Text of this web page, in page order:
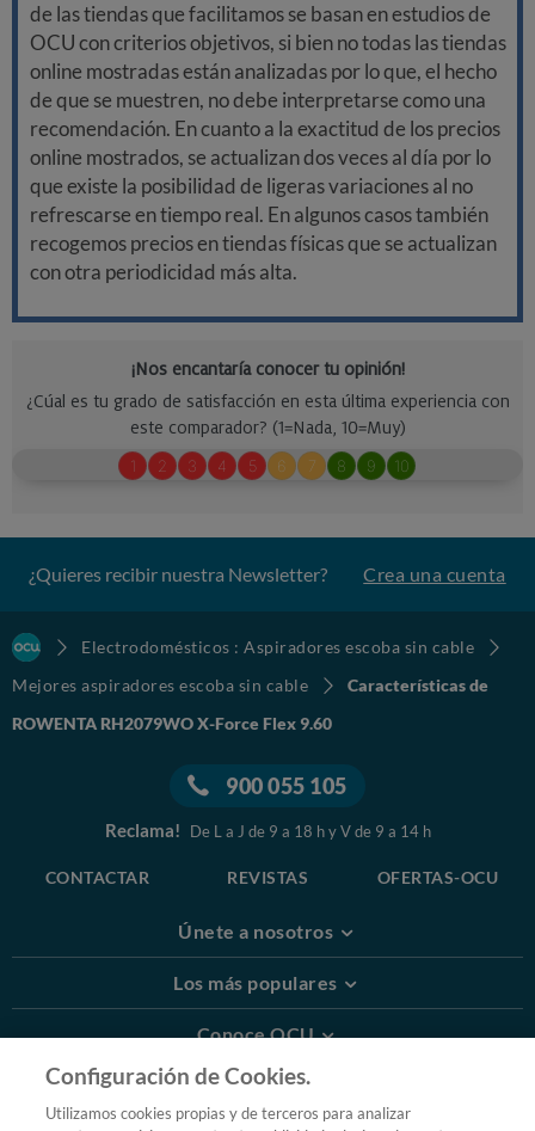
de las tiendas que facilitamos se basan en estudios de
OCU con criterios objetivos, si bien no todas las tiendas
online mostradas están analizadas por lo que, el hecho
de que se muestren, no debe interpretarse como una
recomendación. En cuanto a la exactitud de los precios
online mostrados, se actualizan dos veces al día por lo
que existe la posibilidad de ligeras variaciones al no
refrescarse en tiempo real. En algunos casos también
recogemos precios en tiendas físicas que se actualizan
con otra periodicidad más alta.
¿Quieres recibir nuestra Newsletter? Crea una cuenta
Electrodomésticos : Aspiradores escoba sin cable
Mejores aspiradores escoba sin cable
Características de
ROWENTA RH2079WO X-Force Flex 9.60
900 055 105
Reclama! De L a J de 9 a 18 h y V de 9 a 14 h
CONTACTAR REVISTAS OFERTAS-OCU
Únete a nosotros
Los más populares
Conoce OCU
Más Información
Configuración de Cookies.
Utilizamos cookies propias y de terceros para analizar